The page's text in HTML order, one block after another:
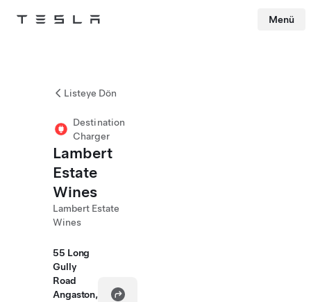
Tesla Menü
Listeye Dön
Destination
Charger
Lambert
Estate
Wines
Lambert Estate
Wines
55 Long
Gully
Road
Angaston,